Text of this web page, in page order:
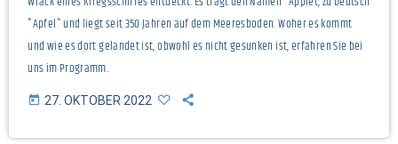
"Apfel" und liegt seit 350 Jahren auf dem Meeresboden. Woher es kommt
und wie es dort gelandet ist, obwohl es nicht gesunken ist, erfahren Sie bei
uns im Programm.
today 27. OKTOBER 2022